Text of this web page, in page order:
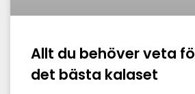
Allt du behöver veta
det bästa kalaset